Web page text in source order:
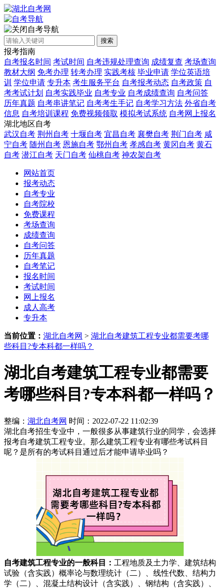
自考导航
搜索
报考指南
自考报名时间 考试时间 自考违规处理查询 成绩复查 考场查询
教材大纲 免考办理 转考办理 实践考核 毕业申请 学位英语培
训 学位申请 专升本 考生服务平台 自考报考动态 自考政策 自
考考试计划 自考实践毕业 自考专业 自考成绩查询 自考问答
历年真题 自考串讲笔记 自考考生手记 自考学习方法 外省自考
信息 自考培训课程 免费视频领取 模拟考试系统 自考网上报名
湖北地区自考
武汉自考 荆州自考 十堰自考 宜昌自考 襄樊自考 荆门自考 咸
宁自考 随州自考 恩施自考 鄂州自考 孝感自考 黄冈自考 黄石
自考 潜江自考 天门自考 仙桃自考 神农架自考
网站首页
报考动态
自考专业
自考院校
免费课程
考场查询
成绩查询
自考问答
历年真题
自考笔记
报名时间
考试时间
网上报名
成人高考
专升本
当前位置： 湖北自考网 > 湖北自考建筑工程专业都需要考哪
些科目?专本科都一样吗？
湖北自考建筑工程专业都需要
考哪些科目?专本科都一样吗？
整编： 湖北自考网 时间：2022-07-22 11:02:39
湖北自考招生专业中，一般很多从事建筑行业的同学，会选择
报考自考建筑工程专业。那么建筑工程专业有哪些考试科目
呢？是所有的考试科目通过后才能申请毕业吗？
自考建筑工程专业的一般科目： 工程地质及土力学、建筑结构
试验（含实践）概率论与数理统计（二）、线性代数、结构力
学（二）、混凝土结构设计（含实践）、钢结构（含实践）、